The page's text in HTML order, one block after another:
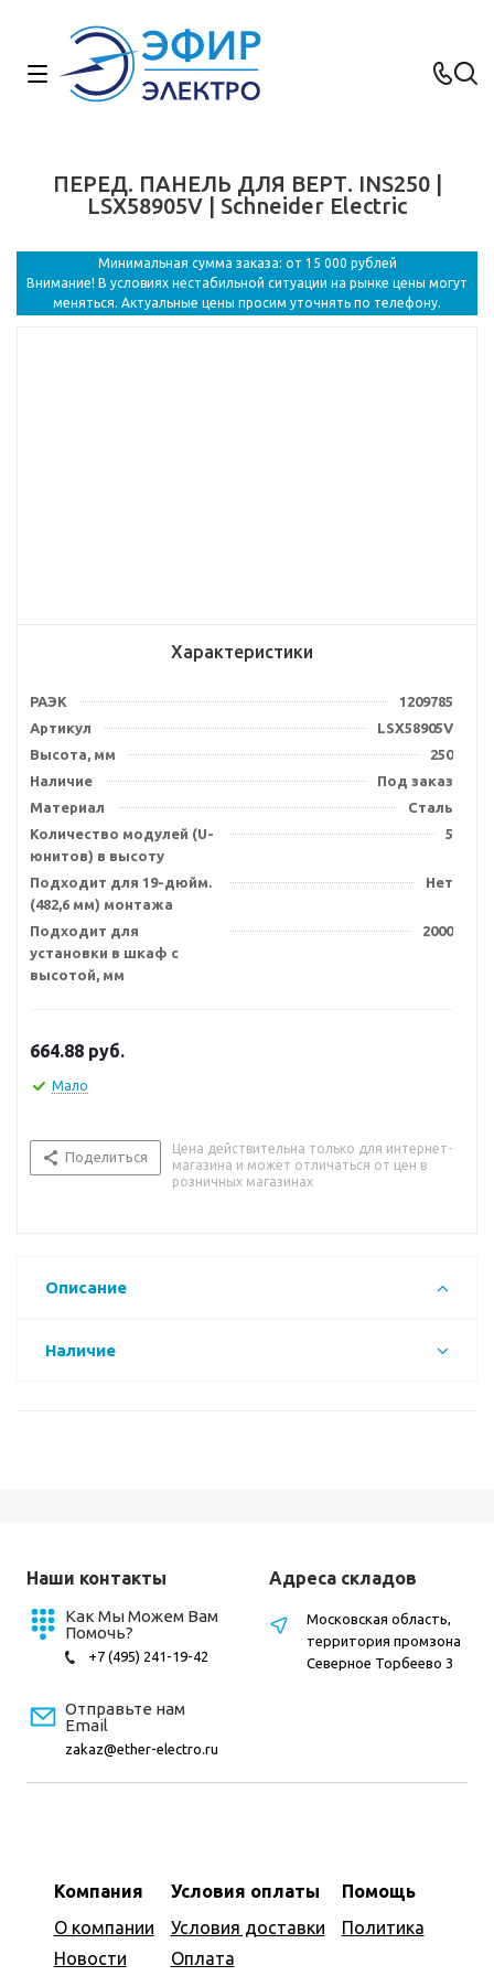
ПЕРЕД. ПАНЕЛЬ ДЛЯ ВЕРТ. INS250 |
LSX58905V | Schneider Electric
Минимальная сумма заказа: от 15 000 рублей
Внимание! В условиях нестабильной ситуации на рынке цены могут
меняться. Актуальные цены просим уточнять по телефону.
Характеристики
РАЭК
1209785
Артикул
LSX58905V
Высота, мм
250
Наличие
Под заказ
Материал
Сталь
Количество модулей (U-
юнитов) в высоту
5
Подходит для 19-дюйм.
(482,6 мм) монтажа
Нет
Подходит для
установки в шкаф с
высотой, мм
2000
664.88 руб.
Мало
Поделиться
Цена действительна только для интернет-
магазина и может отличаться от цен в
розничных магазинах
Описание
Наличие
Наши контакты
Как Мы Можем Вам
Помочь?
+7 (495) 241-19-42
Отправьте нам
Email
zakaz@ether-electro.ru
Компания
О компании
Новости
Условия оплаты
Условия доставки
Оплата
Помощь
Политика
Адреса складов
Московская область,
территория промзона
Северное Торбеево 3